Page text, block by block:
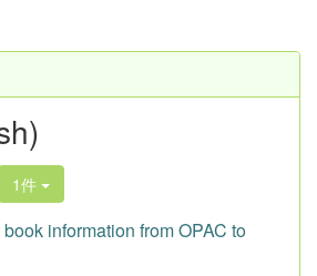
Library Book Collection
1件
information from OPAC to